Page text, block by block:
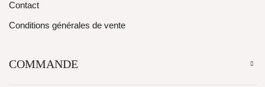
Contact
Conditions générales de vente
COMMANDE